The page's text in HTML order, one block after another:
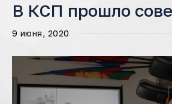
В КСП прошло
9 июня, 2020